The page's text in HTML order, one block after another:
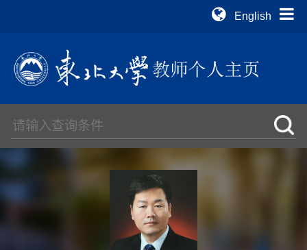
English